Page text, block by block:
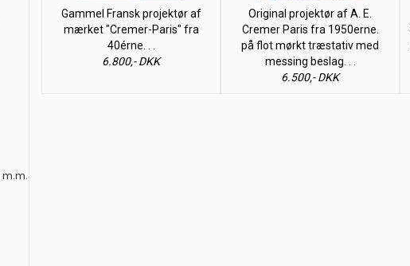
Gammel Fransk projektør af
mærket "Cremer-Paris" fra
40érne. . .
6.800,- DKK
Original projektør af A. E.
Cremer Paris fra 1950erne.
på flot mørkt træstativ med
messing beslag. . .
6.500,- DKK